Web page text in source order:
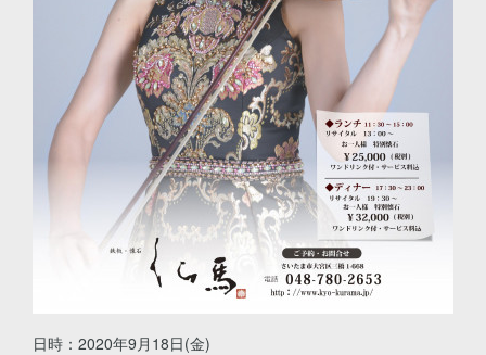
日時：2020年9月18日(金)